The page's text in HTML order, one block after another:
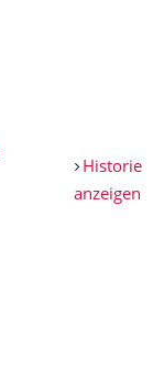
Historie
anzeigen